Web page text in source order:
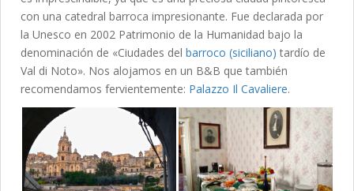
con una catedral barroca impresionante. Fue declarada por
la Unesco en 2002 Patrimonio de la Humanidad bajo la
denominación de «Ciudades del barroco (siciliano) tardío de
Val di Noto». Nos alojamos en un B&B que también
recomendamos fervientemente: Palazzo Il Cavaliere.